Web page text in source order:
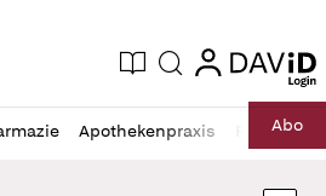
Zeitung
Aktuelle Ausgabe
Suche login
login
Apothekenpraxis RechtAbo